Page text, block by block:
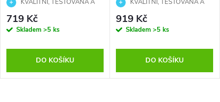
KVALITNÍ, TESTOVANÁ A
CENOVĚ PŘÍSTUPNÁ SÉRIE
719 Kč
Skladem >5 ks
DO KOŠÍKU
KVALITNÍ, TESTOVANÁ A
CENOVĚ PŘÍSTUPNÁ SÉRIE
919 Kč
Skladem >5 ks
DO KOŠÍKU